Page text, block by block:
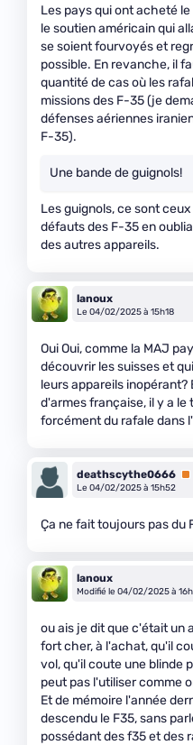
Les pays qui ont acheté
le soutien américain qui
se soient fourvoyés et
possible. En revanche, il
quantité de cas où les
missions des F-35 (je
défenses aériennes
F-35).
Une bande de guignols!
Les guignols, ce sont
défauts des F-35 en
des autres appareils.
lanoux
Le 04/02/2025 à 15h18
Oui Oui, comme la MAJ
découvrir les suisses et
leurs appareils
d'armes française, il y a
forcément du rafale dans
deathscythe0666
Le 04/02/2025 à 15h52
Ça ne fait toujours pas du
lanoux
Modifié le 04/02/2025 à
ou ais je dit que c'était un
fort cher, à l'achat, qu'il
vol, qu'il coute une blinde
peut pas l'utiliser comme
Et de mémoire l'année
descendu le F35, sans
possédant des f35 et des